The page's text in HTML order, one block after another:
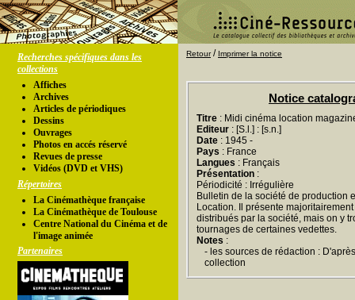
Recherches spécifiques dans les
collections
Affiches
Archives
Articles de périodiques
Dessins
Ouvrages
Photos en accés réservé
Revues de presse
Vidéos (DVD et VHS)
Répertoires
La Cinémathèque française
La Cinémathèque de Toulouse
Centre National du Cinéma et de
l'image animée
Partenaires
Retour/ Imprimer la notice
Notice
Titre : Midi cinéma location
Editeur : [S.l.] : [s.n.]
Date : 1945 -
Pays : France
Langues : Français
Présentation :
Périodicité : Irrégulière
Bulletin de la société de production
Location. Il présente
distribués par la société, mais on y
tournages de certaines vedettes.
Notes :
- les sources de rédaction :
collection